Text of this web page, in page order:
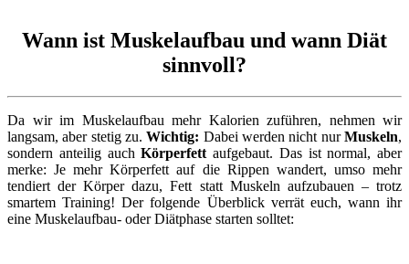
Wann ist Muskelaufbau und wann Diät
sinnvoll?
Da wir im Muskelaufbau mehr Kalorien zuführen, nehmen wir
langsam, aber stetig zu.Wichtig: Dabei werden nicht nurMuskeln,
sondern anteilig auchKörperfett aufgebaut. Das ist normal, aber
merke: Je mehr Körperfett auf die Rippen wandert, umso mehr
tendiert der Körper dazu, Fett statt Muskeln aufzubauen – trotz
smartem Training! Der folgende Überblick verrät euch, wann ihr
eine Muskelaufbau- oder Diätphase starten solltet: